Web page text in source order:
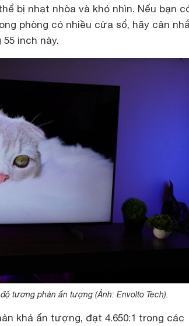
bị nhạt nhòa và khó nhìn. Nếu bạn
phòng có nhiều cửa sổ, hãy cân
inch này.
tương phản ấn tượng (Ảnh: Envolto Tech).
khá ấn tượng, đạt 4.650:1 trong các